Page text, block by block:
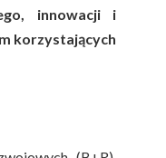
innowacji i
korzystających